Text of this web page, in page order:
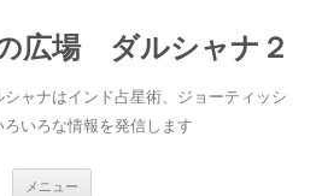
広場 ダルシャナ２
ャナはインド占星術、ジョーティッシ
ろいろな情報を発信します
メニュー